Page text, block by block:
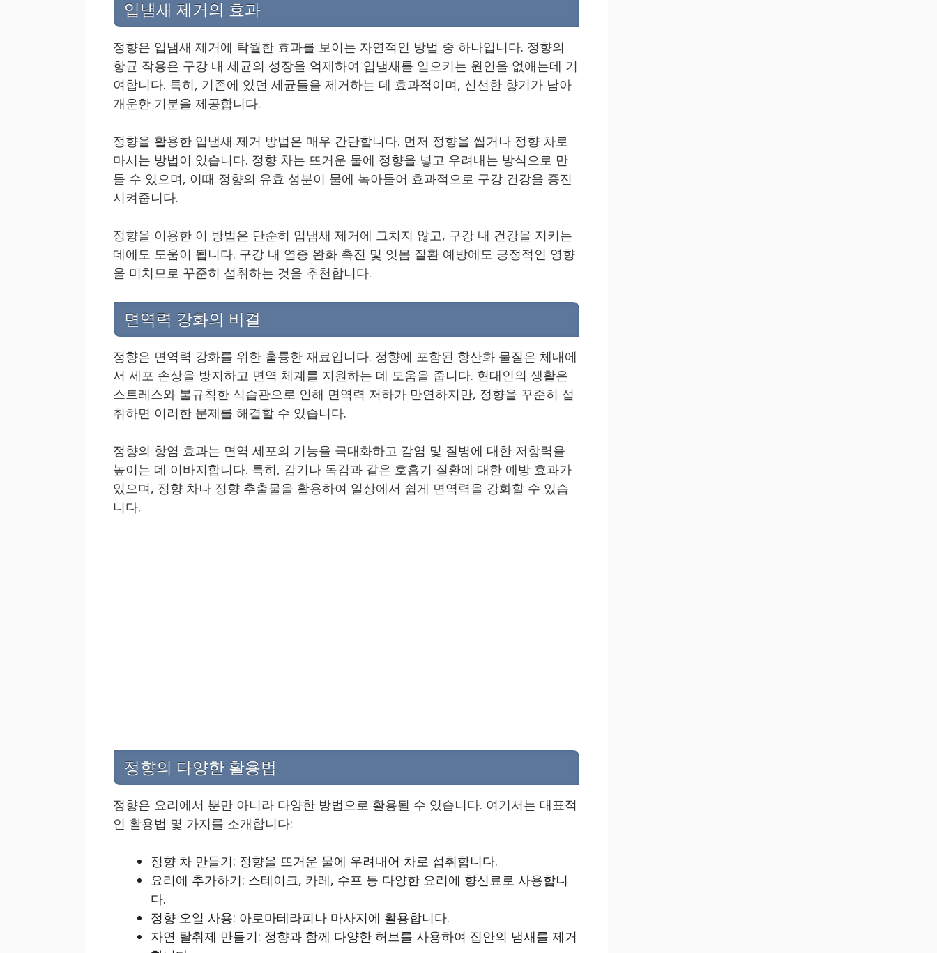
입냄새 제거의 효과
정향은 입냄새 제거에 탁월한 효과를 보이는 자연적인 방법 중 하나입니다. 정향의
항균 작용은 구강 내 세균의 성장을 억제하여 입냄새를 일으키는 원인을 없애는데 기
여합니다. 특히, 기존에 있던 세균들을 제거하는 데 효과적이며, 신선한 향기가 남아
개운한 기분을 제공합니다.
정향을 활용한 입냄새 제거 방법은 매우 간단합니다. 먼저 정향을 씹거나 정향 차로
마시는 방법이 있습니다. 정향 차는 뜨거운 물에 정향을 넣고 우려내는 방식으로 만
들 수 있으며, 이때 정향의 유효 성분이 물에 녹아들어 효과적으로 구강 건강을 증진
시켜줍니다.
정향을 이용한 이 방법은 단순히 입냄새 제거에 그치지 않고, 구강 내 건강을 지키는
데에도 도움이 됩니다. 구강 내 염증 완화 촉진 및 잇몸 질환 예방에도 긍정적인 영향
을 미치므로 꾸준히 섭취하는 것을 추천합니다.
면역력 강화의 비결
정향은 면역력 강화를 위한 훌륭한 재료입니다. 정향에 포함된 항산화 물질은 체내에
서 세포 손상을 방지하고 면역 체계를 지원하는 데 도움을 줍니다. 현대인의 생활은
스트레스와 불규칙한 식습관으로 인해 면역력 저하가 만연하지만, 정향을 꾸준히 섭
취하면 이러한 문제를 해결할 수 있습니다.
정향의 항염 효과는 면역 세포의 기능을 극대화하고 감염 및 질병에 대한 저항력을
높이는 데 이바지합니다. 특히, 감기나 독감과 같은 호흡기 질환에 대한 예방 효과가
있으며, 정향 차나 정향 추출물을 활용하여 일상에서 쉽게 면역력을 강화할 수 있습
니다.
정향의 다양한 활용법
정향은 요리에서 뿐만 아니라 다양한 방법으로 활용될 수 있습니다. 여기서는 대표적
인 활용법 몇 가지를 소개합니다:
정향 차 만들기: 정향을 뜨거운 물에 우려내어 차로 섭취합니다.
요리에 추가하기: 스테이크, 카레, 수프 등 다양한 요리에 향신료로 사용합니
다.
정향 오일 사용: 아로마테라피나 마사지에 활용합니다.
자연 탈취제 만들기: 정향과 함께 다양한 허브를 사용하여 집안의 냄새를 제거